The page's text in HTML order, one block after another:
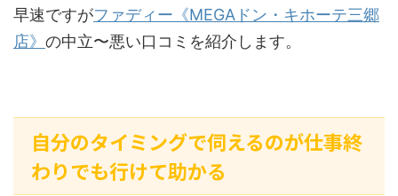
早速ですがファディー《MEGAドン・キホーテ三郷
店》 の中立〜悪い口コミを紹介します。
自分のタイミングで伺えるのが仕事終
わりでも行けて助かる